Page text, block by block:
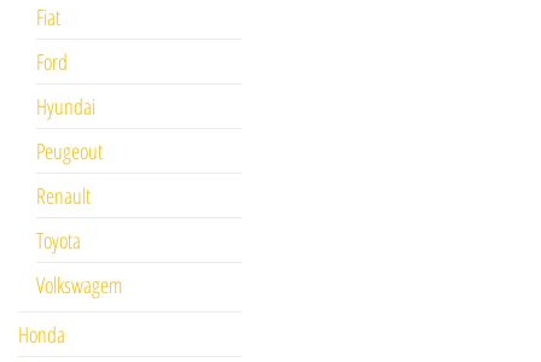
Fiat
Ford
Hyundai
Peugeout
Renault
Toyota
Volkswagem
Honda